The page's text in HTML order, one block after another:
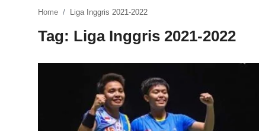
Home Liga Inggris 2021-2022
Tag: Liga Inggris 2021-2022